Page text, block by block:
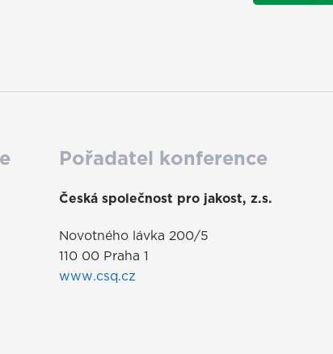
Pořadatel konference
Česká společnost pro jakost, z.s.
Novotného lávka 200/5
110 00 Praha 1
www.csq.cz